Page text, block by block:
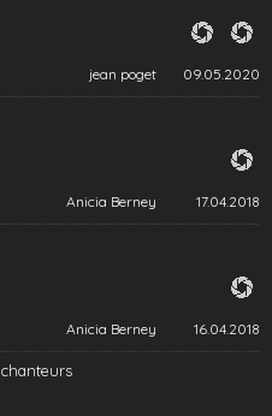
jean poget 09.05.2020
Anicia Berney 17.04.2018
Anicia Berney 16.04.2018
chanteurs